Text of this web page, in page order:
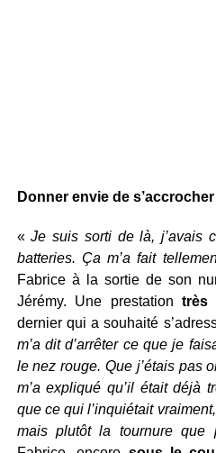
Donner envie de s’accrocher
«Je suis sorti de là, j’avais
batteries. Ça m’a fait
Fabrice à la sortie de son
Jérémy. Une prestationtrès
dernier qui a souhaité
m’a dit d’arrêter ce que je
le nez rouge. Que j’étais pas
m’a expliqué qu’il était déjà
que ce qui l’inquiétait
mais plutôt la tournure que